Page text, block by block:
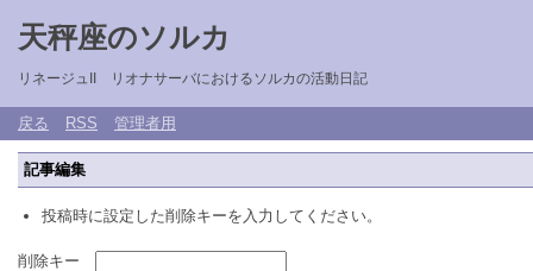
天秤座のソルカ
リネージュII リオナサーバにおけるソルカの活動日記
戻る RSS 管理者用
記事編集
投稿時に設定した削除キーを入力してください。
削除キー